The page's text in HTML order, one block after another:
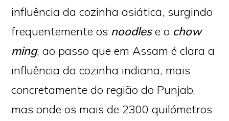
influência da cozinha asiática, surgindo
frequentemente os noodlese o chow
ming, ao passo que em Assam é clara a
influência da cozinha indiana, mais
concretamente do região do Punjab,
mas onde os mais de 2300 quilómetros